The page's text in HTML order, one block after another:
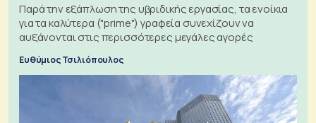
Παρά την εξάπλωση της υβριδικής εργασίας, τα ενοίκια
για τα καλύτερα ("prime") γραφεία συνεχίζουν να
αυξάνονται στις περισσότερες μεγάλες αγορές
Ευθύμιος Τσιλιόπουλος